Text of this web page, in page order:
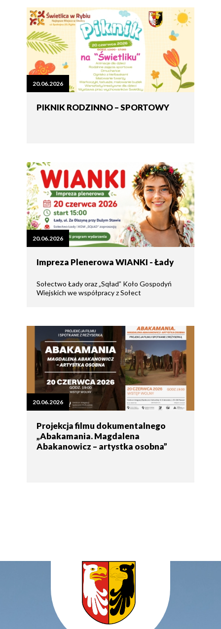
20.06.2026
PIKNIK RODZINNO – SPORTOWY
20.06.2026
Impreza Plenerowa WIANKI - Łady
Sołectwo Łady oraz „Sqład” Koło Gospodyń
Wiejskich we współpracy z Sołect
20.06.2026
Projekcja filmu dokumentalnego
„Abakamania. Magdalena
Abakanowicz – artystka osobna”